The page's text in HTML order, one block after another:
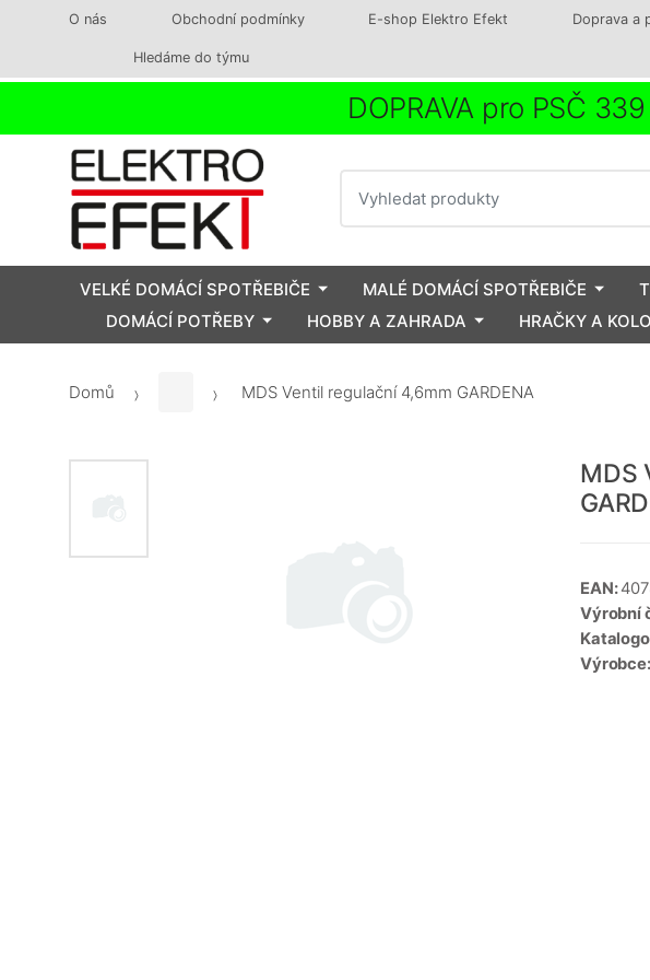
O nás Obchodní podmínky E-shop Elektro Efekt Doprava a
Hledáme do týmu
DOPRAVA pro PSČ
VELKÉ DOMÁCÍ SPOTŘEBIČE MALÉ DOMÁCÍ SPOTŘEBIČE
DOMÁCÍ POTŘEBY
HOBBY A ZAHRADA HRAČKY A
Domů MDS Ventil regulační 4,6mm GARDENA
MDS
EAN:
Výrobní
Výrobce: